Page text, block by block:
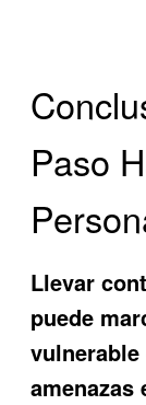
Paso
Llevar
puede
amenazas